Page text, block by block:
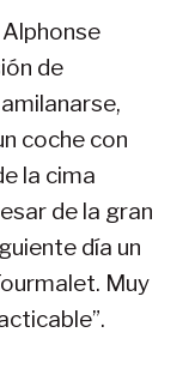
de
coche con
la cima
de la gran
día un
Muy